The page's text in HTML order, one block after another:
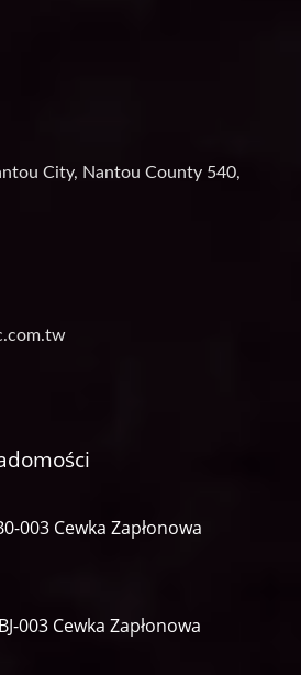
City, Nantou County 540,
003 Cewka Zapłonowa
003 Cewka Zapłonowa